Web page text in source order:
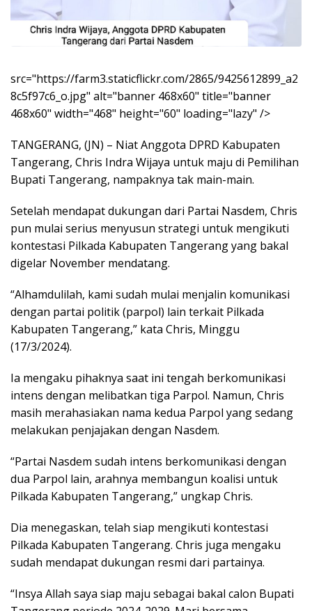
src="https://farm3.staticflickr.com/2865/9425612899_a2
8c5f97c6_o.jpg" alt="banner 468x60" title="banner
468x60" width="468" height="60" loading="lazy" />
TANGERANG, (JN) – Niat Anggota DPRD Kabupaten
Tangerang, Chris Indra Wijaya untuk maju di Pemilihan
Bupati Tangerang, nampaknya tak main-main.
Setelah mendapat dukungan dari Partai Nasdem, Chris
pun mulai serius menyusun strategi untuk mengikuti
kontestasi Pilkada Kabupaten Tangerang yang bakal
digelar November mendatang.
“Alhamdulilah, kami sudah mulai menjalin komunikasi
dengan partai politik (parpol) lain terkait Pilkada
Kabupaten Tangerang,” kata Chris, Minggu
(17/3/2024).
Ia mengaku pihaknya saat ini tengah berkomunikasi
intens dengan melibatkan tiga Parpol. Namun, Chris
masih merahasiakan nama kedua Parpol yang sedang
melakukan penjajakan dengan Nasdem.
“Partai Nasdem sudah intens berkomunikasi dengan
dua Parpol lain, arahnya membangun koalisi untuk
Pilkada Kabupaten Tangerang,” ungkap Chris.
Dia menegaskan, telah siap mengikuti kontestasi
Pilkada Kabupaten Tangerang. Chris juga mengaku
sudah mendapat dukungan resmi dari partainya.
“Insya Allah saya siap maju sebagai bakal calon Bupati